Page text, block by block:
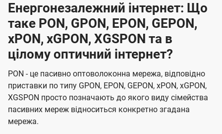
Енергонезалежний інтернет: Що
таке PON, GPON, EPON, GEPON,
xPON, xGPON, XGSPON та в
цілому оптичний інтернет?
PON - це пасивно оптоволоконна мережа, відповідно
приставки по типу GPON, EPON, GEPON, xPON, xGPON,
XGSPON просто позначають до якого виду сімейства
пасивних мереж відноситься конкретно згадана
мережа.